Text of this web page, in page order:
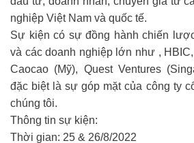
nghiệp Việt Nam và quốc tế.
Sự kiện có sự đồng hành chiến
và các doanh nghiệp lớn như ,
Caocao (Mỹ), Quest Ventures
đặc biệt là sự góp mặt của công ty
chúng tôi.
Thông tin sự kiện:
Thời gian: 25 & 26/8/2022